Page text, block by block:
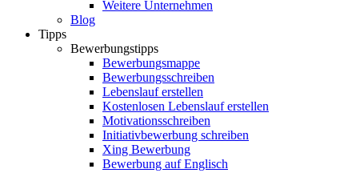
Weitere Unternehmen
Blog
Tipps
Bewerbungstipps
Bewerbungsmappe
Bewerbungsschreiben
Lebenslauf erstellen
Kostenlosen Lebenslauf erstellen
Motivationsschreiben
Initiativbewerbung schreiben
Xing Bewerbung
Bewerbung auf Englisch